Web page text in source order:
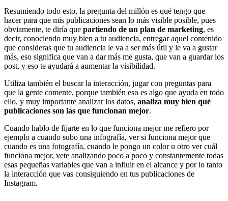
Resumiendo todo esto, la pregunta del millón es qué tengo que
hacer para que mis publicaciones sean lo más visible posible, pues
obviamente, te diría que partiendo de un plan de marketing, es
decir, conociendo muy bien a tu audiencia, entregar aquel contenido
que consideras que tu audiencia le va a ser más útil y le va a gustar
más, eso significa que van a dar más me gusta, que van a guardar los
post, y eso te ayudará a aumentar la visibilidad.
Utiliza también el buscar la interacción, jugar con preguntas para
que la gente comente, porque también eso es algo que ayuda en todo
ello, y muy importante analizar los datos, analiza muy bien qué
publicaciones son las que funcionan mejor.
Cuando hablo de fijarte en lo que funciona mejor me refiero por
ejemplo a cuando subo una infografía, ver si funciona mejor que
cuando es una fotografía, cuando le pongo un color u otro ver cuál
funciona mejor, vete analizando poco a poco y constantemente todas
esas pequeñas variables que van a influir en el alcance y por lo tanto
la interacción que vas consiguiendo en tus publicaciones de
Instagram.